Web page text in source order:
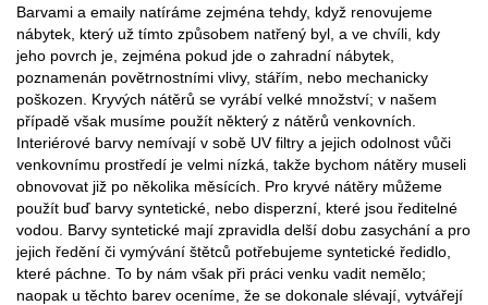
Barvami a emaily natíráme zejména tehdy, když renovujeme
nábytek, který už tímto způsobem natřený byl, a ve chvíli, kdy
jeho povrch je, zejména pokud jde o zahradní nábytek,
poznamenán povětrnostními vlivy, stářím, nebo mechanicky
poškozen. Kryvých nátěrů se vyrábí velké množství; v našem
případě však musíme použít některý z nátěrů venkovních.
Interiérové barvy nemívají v sobě UV filtry a jejich odolnost vůči
venkovnímu prostředí je velmi nízká, takže bychom nátěry museli
obnovovat již po několika měsících. Pro kryvé nátěry můžeme
použít buď barvy syntetické, nebo disperzní, které jsou ředitelné
vodou. Barvy syntetické mají zpravidla delší dobu zasychání a pro
jejich ředění či vymývání štětců potřebujeme syntetické ředidlo,
které páchne. To by nám však při práci venku vadit nemělo;
naopak u těchto barev oceníme, že se dokonale slévají, vytvářejí